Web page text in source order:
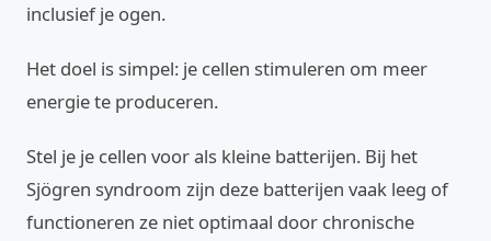
inclusief je ogen.
Het doel is simpel: je cellen stimuleren om meer
energie te produceren.
Stel je je cellen voor als kleine batterijen. Bij het
Sjögren syndroom zijn deze batterijen vaak leeg of
functioneren ze niet optimaal door chronische